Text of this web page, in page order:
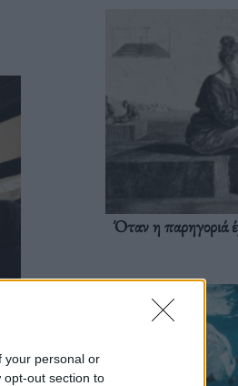
your personal or
opt-out section to
Όταν η παρηγοριά